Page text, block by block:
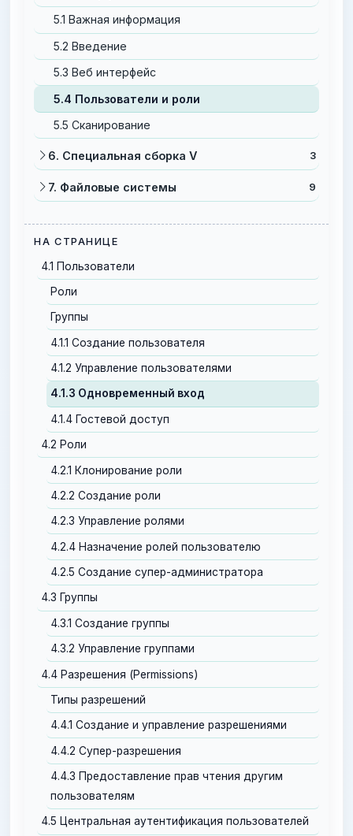
5.1 Важная информация
5.2 Введение
5.3 Веб интерфейс
5.4 Пользователи и роли
5.5 Сканирование
6. Специальная сборка V 3
7. Файловые системы 9
НА СТРАНИЦЕ
4.1 Пользователи
Роли
Группы
4.1.1 Создание пользователя
4.1.2 Управление пользователями
4.1.3 Одновременный вход
4.1.4 Гостевой доступ
4.2 Роли
4.2.1 Клонирование роли
4.2.2 Создание роли
4.2.3 Управление ролями
4.2.4 Назначение ролей пользователю
4.2.5 Создание супер-администратора
4.3 Группы
4.3.1 Создание группы
4.3.2 Управление группами
4.4 Разрешения (Permissions)
Типы разрешений
4.4.1 Создание и управление разрешениями
4.4.2 Супер-разрешения
4.4.3 Предоставление прав чтения другим
пользователям
4.5 Центральная аутентификация пользователей